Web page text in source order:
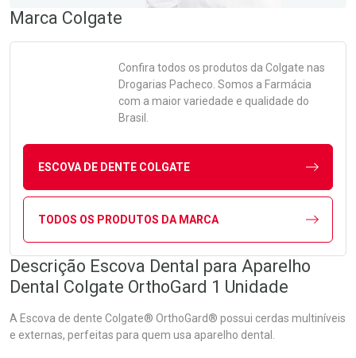
Marca Colgate
Confira todos os produtos da Colgate nas
Drogarias Pacheco. Somos a Farmácia
com a maior variedade e qualidade do
Brasil.
ESCOVA DE DENTE COLGATE
TODOS OS PRODUTOS DA MARCA
Descrição Escova Dental para Aparelho
Dental Colgate OrthoGard 1 Unidade
A Escova de dente Colgate® OrthoGard® possui cerdas multiníveis
e externas, perfeitas para quem usa aparelho dental.